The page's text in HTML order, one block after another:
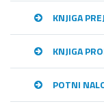
KNJIGA
KNJIGA
POTNI